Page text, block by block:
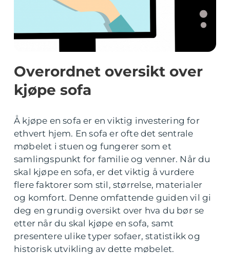
Overordnet oversikt over
kjøpe sofa
Å kjøpe en sofa er en viktig investering for
ethvert hjem. En sofa er ofte det sentrale
møbelet i stuen og fungerer som et
samlingspunkt for familie og venner. Når du
skal kjøpe en sofa, er det viktig å vurdere
flere faktorer som stil, størrelse, materialer
og komfort. Denne omfattende guiden vil gi
deg en grundig oversikt over hva du bør se
etter når du skal kjøpe en sofa, samt
presentere ulike typer sofaer, statistikk og
historisk utvikling av dette møbelet.